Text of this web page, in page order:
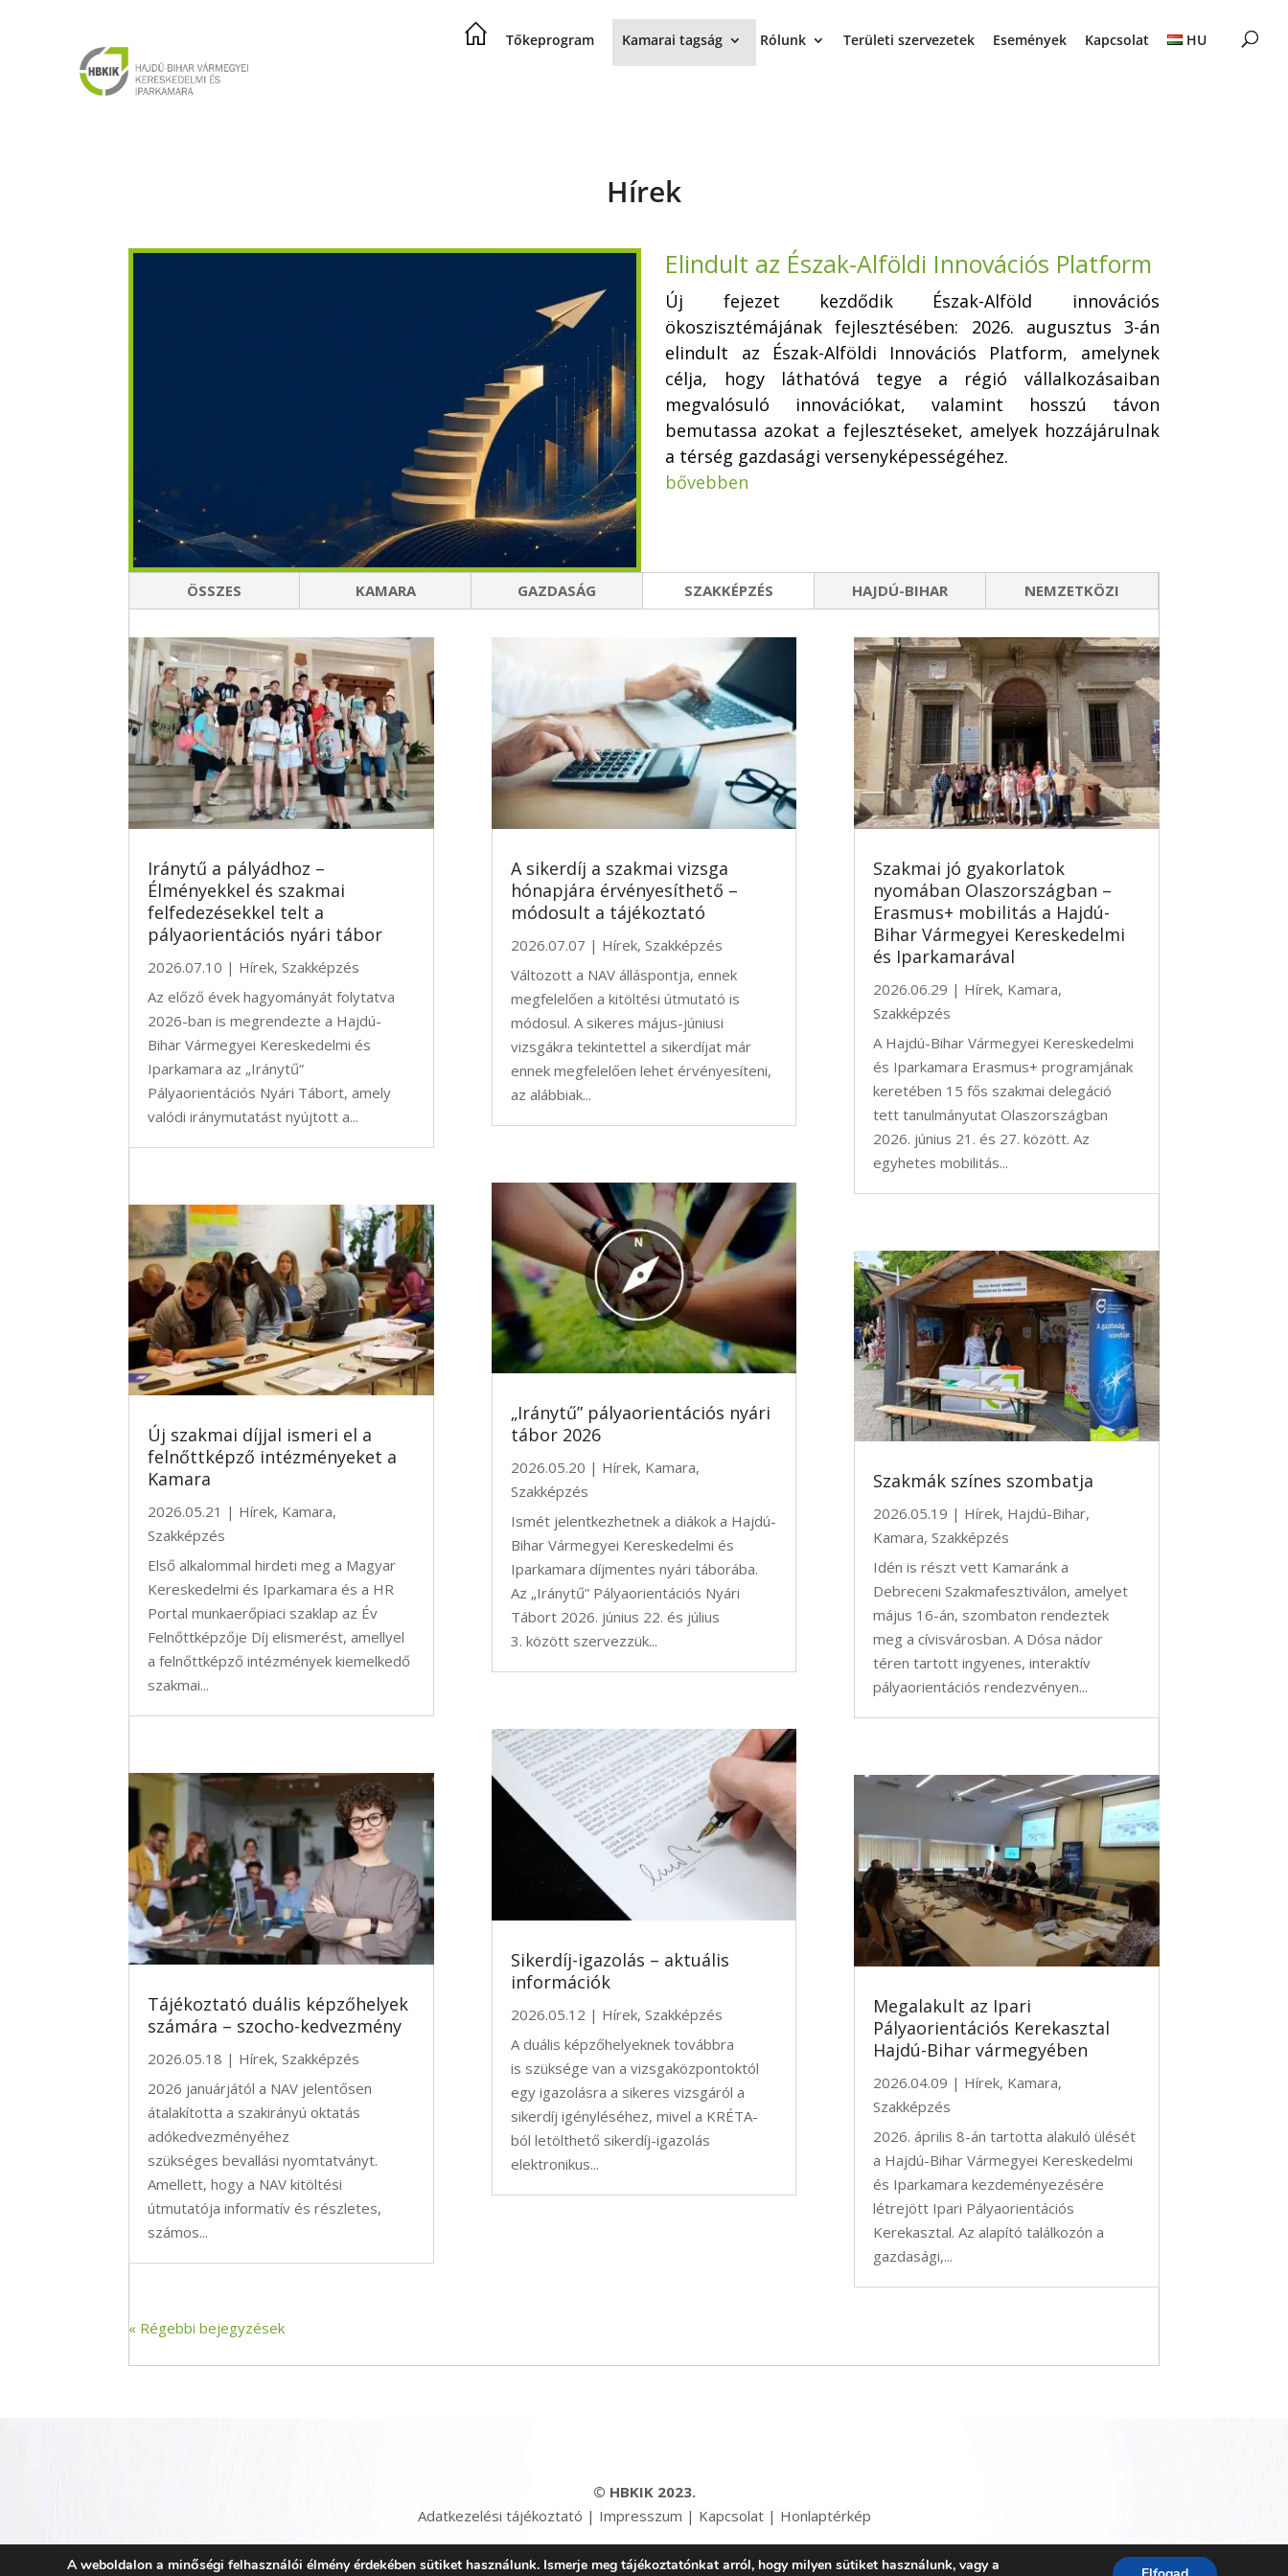
Tőkeprogram Kamarai tagság Rólunk Területi szervezetek Események Kapcsolat HU
Hírek
Elindult az Észak-Alföldi Innovációs Platform
Új fejezet kezdődik Észak-Alföld innovációs
ökoszisztémájának fejlesztésében: 2026. augusztus 3-án
elindult az Észak-Alföldi Innovációs Platform, amelynek
célja, hogy láthatóvá tegye a régió vállalkozásaiban
megvalósuló innovációkat, valamint hosszú távon
bemutassa azokat a fejlesztéseket, amelyek hozzájárulnak
a térség gazdasági versenyképességéhez.
bővebben
ÖSSZES KAMARA GAZDASÁG SZAKKÉPZÉS HAJDÚ-BIHAR NEMZETKÖZI
Iránytű a pályádhoz –
Élményekkel és szakmai
felfedezésekkel telt a
pályaorientációs nyári tábor
2026.07.10 | Hírek,Szakképzés
Az előző évek hagyományát folytatva
2026-ban is megrendezte a Hajdú-
Bihar Vármegyei Kereskedelmi és
Iparkamara az „Iránytű”
Pályaorientációs Nyári Tábort, amely
valódi iránymutatást nyújtott a...
Új szakmai díjjal ismeri el a
felnőttképző intézményeket a
Kamara
2026.05.21 | Hírek, Kamara,
Szakképzés
Első alkalommal hirdeti meg a Magyar
Kereskedelmi és Iparkamara és a HR
Portal munkaerőpiaci szaklap az Év
Felnőttképzője Díj elismerést, amellyel
a felnőttképző intézmények kiemelkedő
szakmai...
Tájékoztató duális képzőhelyek
számára – szocho-kedvezmény
2026.05.18 | Hírek,Szakképzés
2026 januárjától a NAV jelentősen
átalakította a szakirányú oktatás
adókedvezményéhez
szükséges bevallási nyomtatványt.
Amellett, hogy a NAV kitöltési
útmutatója informatív és részletes,
számos...
A sikerdíj a szakmai vizsga
hónapjára érvényesíthető –
módosult a tájékoztató
2026.07.07 | Hírek, Szakképzés
Változott a NAV álláspontja, ennek
megfelelően a kitöltési útmutató is
módosul. A sikeres május-júniusi
vizsgákra tekintettel a sikerdíjat már
ennek megfelelően lehet érvényesíteni,
az alábbiak...
„Iránytű” pályaorientációs nyári
tábor 2026
2026.05.20 | Hírek, Kamara,
Szakképzés
Ismét jelentkezhetnek a diákok a Hajdú-
Bihar Vármegyei Kereskedelmi és
Iparkamara díjmentes nyári táborába.
Az „Iránytű” Pályaorientációs Nyári
Tábort 2026. június 22. és július
3. között szervezzük...
Sikerdíj-igazolás – aktuális
információk
2026.05.12 | Hírek, Szakképzés
A duális képzőhelyeknek továbbra
is szüksége van a vizsgaközpontoktól
egy igazolásra a sikeres vizsgáról a
sikerdíj igényléséhez, mivel a KRÉTA-
ból letölthető sikerdíj-igazolás
elektronikus...
Szakmai jó gyakorlatok
nyomában Olaszországban –
Erasmus+ mobilitás a Hajdú-
Bihar Vármegyei Kereskedelmi
és Iparkamarával
2026.06.29 | Hírek, Kamara,
Szakképzés
A Hajdú-Bihar Vármegyei Kereskedelmi
és Iparkamara Erasmus+ programjának
keretében 15 fős szakmai delegáció
tett tanulmányutat Olaszországban
2026. június 21. és 27. között. Az
egyhetes mobilitás...
Szakmák színes szombatja
2026.05.19 | Hírek, Hajdú-Bihar,
Kamara, Szakképzés
Idén is részt vett Kamaránk a
Debreceni Szakmafesztiválon, amelyet
május 16-án, szombaton rendeztek
meg a cívisvárosban. A Dósa nádor
téren tartott ingyenes, interaktív
pályaorientációs rendezvényen...
Megalakult az Ipari
Pályaorientációs Kerekasztal
Hajdú-Bihar vármegyében
2026.04.09 | Hírek, Kamara,
Szakképzés
2026. április 8-án tartotta alakuló ülését
a Hajdú-Bihar Vármegyei Kereskedelmi
és Iparkamara kezdeményezésére
létrejött Ipari Pályaorientációs
Kerekasztal. Az alapító találkozón a
gazdasági,...
« Régebbi bejegyzések
© HBKIK 2023.
Adatkezelési tájékoztató | Impresszum | Kapcsolat| Honlaptérkép
A weboldalon a minőségi felhasználói élmény érdekében sütiket használunk. Ismerje meg tájékoztatónkat arról, hogy milyen sütiket használunk, vagy a